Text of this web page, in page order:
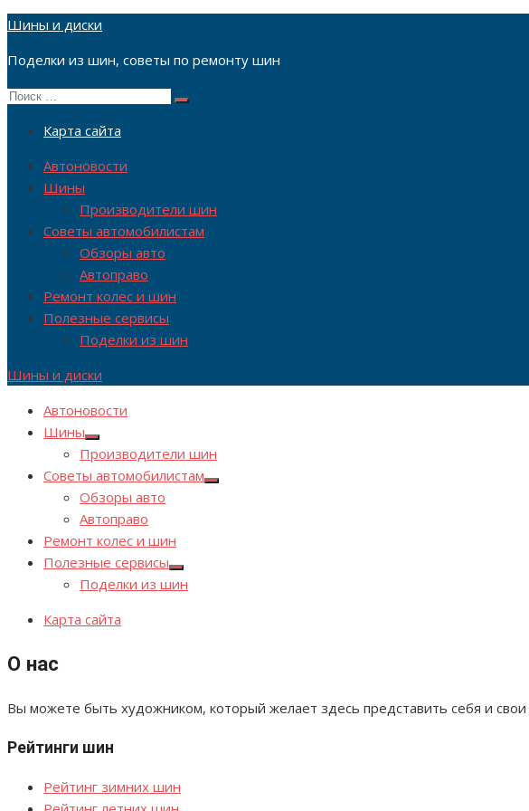
Перейти
содержимому
Шины и диски
Поделки из шин, советы по ремонту шин
Поиск
Поиск
Карта сайта
Автоновости
Шины
Производители шин
Советы автомобилистам
Обзоры авто
Автоправо
Ремонт колес и шин
Полезные сервисы
Поделки из шин
Шины и диски
Автоновости
Шины
Показывать
подменю
Производители шин
Советы автомобилистам
Показывать
Обзоры авто
Автоправо
Ремонт колес и шин
Полезные сервисы
Показывать
подменю
Поделки из шин
Карта сайта
О нас
Вы можете быть художником, который желает здесь представить себя и
Рейтинги шин
Рейтинг зимних шин